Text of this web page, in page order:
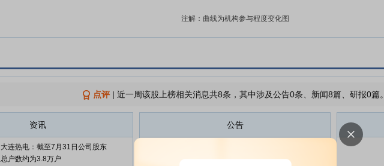
注解：曲线为机构参与程度变化图
点评| 近一周该股上榜相关消息共8条，其中涉及公告0条、新闻8篇、研报0篇。
资讯
大连热电：截至7月31日公司股东
总户数约为3.8万户
公告
2026年第二次临时股东会决议公